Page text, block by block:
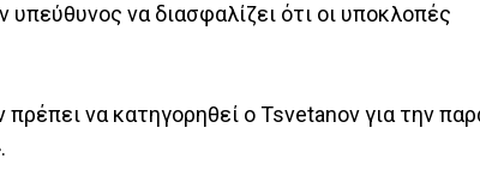
να διασφαλίζει ότι οι υποκλοπές
να κατηγορηθεί ο Tsvetanov για την